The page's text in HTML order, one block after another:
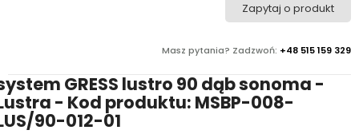
Masz pytania? Zadzwoń: +48 515 159 329
Zapytaj o produkt
GRESS lustro 90 dąb sonoma -
- Kod produktu: MSBP-008-
90-012-01